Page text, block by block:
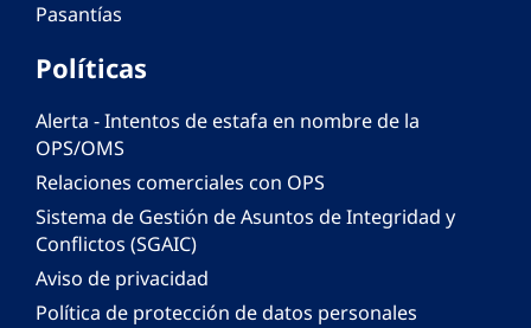
Pasantías
Políticas
Alerta - Intentos de estafa en nombre de la
OPS/OMS
Relaciones comerciales con OPS
Sistema de Gestión de Asuntos de Integridad y
Conflictos (SGAIC)
Aviso de privacidad
Política de protección de datos personales